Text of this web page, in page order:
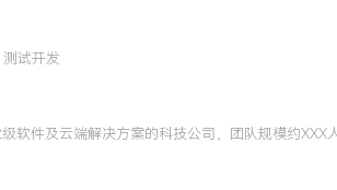
试开发
软件及云端解决方案的科技公司，团队规模约